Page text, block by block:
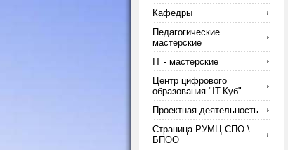
Кафедры
Педагогические
мастерские
IT - мастерские
Центр цифрового
образования "IT-Куб"
Проектная деятельность
Страница РУМЦ СПО \
БПОО